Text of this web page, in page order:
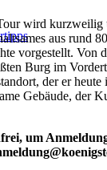
wird
aus rund
vorgestellt. Von
Burg im
der er
Gebäude, der
um